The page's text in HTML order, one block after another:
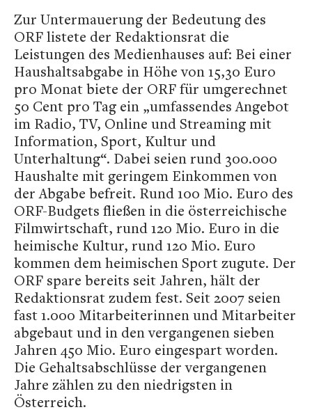
Zur Untermauerung der Bedeutung des
ORF listete der Redaktionsrat die
Leistungen des Medienhauses auf: Bei einer
Haushaltsabgabe in Höhe von 15,30 Euro
pro Monat biete der ORF für umgerechnet
50 Cent pro Tag ein „umfassendes Angebot
im Radio, TV, Online und Streaming mit
Information, Sport, Kultur und
Unterhaltung“. Dabei seien rund 300.000
Haushalte mit geringem Einkommen von
der Abgabe befreit. Rund 100 Mio. Euro des
ORF-Budgets fließen in die österreichische
Filmwirtschaft, rund 120 Mio. Euro in die
heimische Kultur, rund 120 Mio. Euro
kommen dem heimischen Sport zugute. Der
ORF spare bereits seit Jahren, hält der
Redaktionsrat zudem fest. Seit 2007 seien
fast 1.000 Mitarbeiterinnen und Mitarbeiter
abgebaut und in den vergangenen sieben
Jahren 450 Mio. Euro eingespart worden.
Die Gehaltsabschlüsse der vergangenen
Jahre zählen zu den niedrigsten in
Österreich.